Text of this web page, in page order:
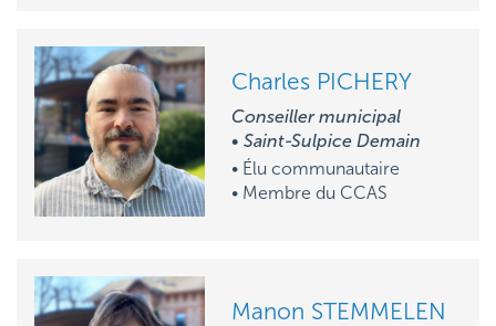
Charles PICHERY
Conseiller municipal
• Saint-Sulpice Demain
• Élu communautaire
• Membre du CCAS
Manon STEMMELEN